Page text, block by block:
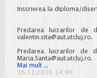
Inscrierea la diploma/
Predarea lucrarilor
valentin.sita@aut.utcluj.ro.
Predarea lucrarilor
Maria.Santa@aut.utcluj.ro.
Mai mult ...
diploma/
16.11.2016 14:46